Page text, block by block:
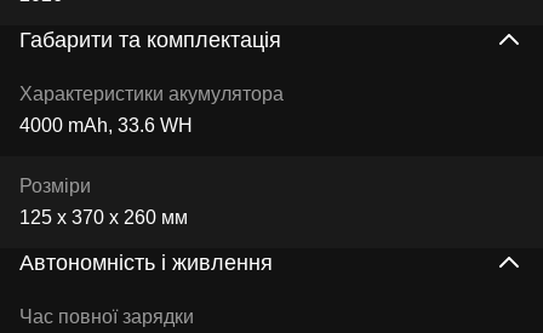
Габарити та комплектація
Характеристики акумулятора
4000 mAh, 33.6 WH
Розміри
125 х 370 х 260 мм
Автономність і живлення
Час повної зарядки